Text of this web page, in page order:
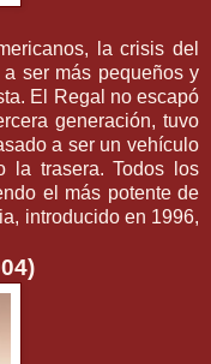
la crisis del
ser más pequeños y
El Regal no escapó
generación, tuvo
a ser un vehículo
la trasera. Todos los
el más potente de
introducido en 1996,